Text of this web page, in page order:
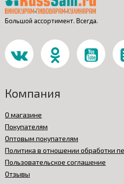
Большой ассортимент. Всегда.
Компания
О магазине
Покупателям
Оптовым покупателям
Политика в отношении обработки
Пользовательское соглашение
Отзывы